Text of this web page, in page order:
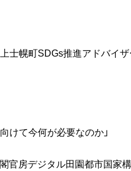
士幌町SDGs推進アドバイザ
けて今何が必要なのか」
官房デジタル田園都市国家